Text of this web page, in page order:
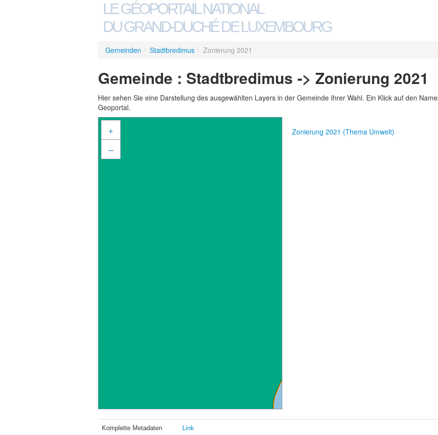
LE GÉOPORTAIL NATIONAL
DU GRAND-DUCHÉ DE LUXEMBOURG
Gemeinden / Stadtbredimus / Zonierung 2021
Gemeinde : Stadtbredimus -> Zonierung 2021
Hier sehen Sie eine Darstellung des ausgewählten Layers in der Gemeinde Ihrer Wahl. Ein Klick auf den
Geoportal.
+
–
Zonierung 2021 (Thema Umwelt)
Komplette Metadaten Link